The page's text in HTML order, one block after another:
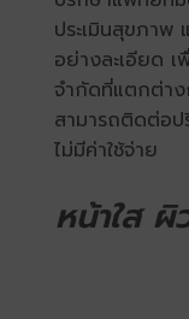
ประเมินสุขภาพ
อย่างละเอียด
จำกัดที่แตกต่าง
สามารถติดต่อ
ไม่มีค่าใช้จ่าย
หน้าใส